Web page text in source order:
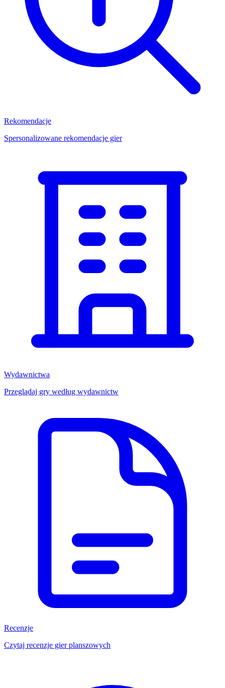
Rekomendacje
Spersonalizowane rekomendacje gier
Wydawnictwa
Przeglądaj gry według wydawnictw
Recenzje
Czytaj recenzje gier planszowych